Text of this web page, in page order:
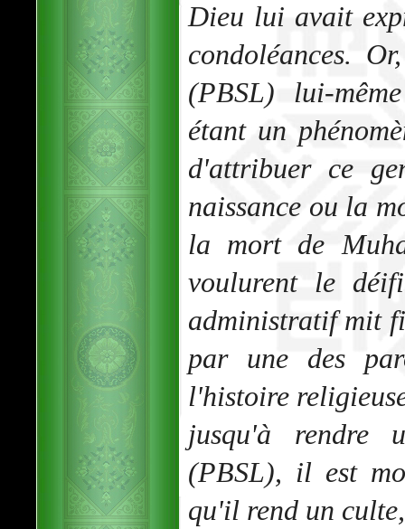
Dieu lui avait
condoléances.
(PBSL) lui-
étant un
d'attribuer ce
naissance ou la
la mort de
voulurent le
administratif mit
par une des
l'histoire
jusqu'à rendre
(PBSL), il est
qu'il rend un